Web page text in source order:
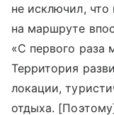
не исключил, что
на маршруте
«С первого раза
Территория
локации,
отдыха.